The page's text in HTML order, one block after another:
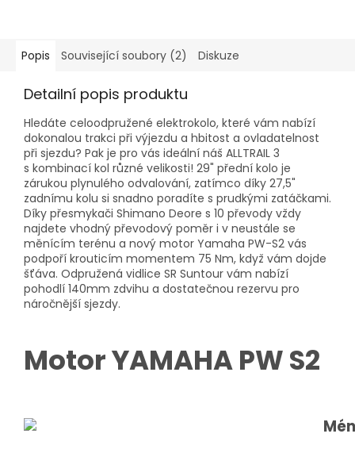
Popis Související soubory (2) Diskuze
Detailní popis produktu
Hledáte celoodpružené elektrokolo, které vám nabízí
dokonalou trakci při výjezdu a hbitost a ovladatelnost
při sjezdu? Pak je pro vás ideální náš ALLTRAIL 3
s kombinací kol různé velikosti! 29" přední kolo je
zárukou plynulého odvalování, zatímco díky 27,5"
zadnímu kolu si snadno poradíte s prudkými zatáčkami.
Díky přesmykači Shimano Deore s 10 převody vždy
najdete vhodný převodový poměr i v neustále se
měnícím terénu a nový motor Yamaha PW-S2 vás
podpoří krouticím momentem 75 Nm, když vám dojde
šťáva. Odpružená vidlice SR Suntour vám nabízí
pohodlí 140mm zdvihu a dostatečnou rezervu pro
náročnější sjezdy.
Motor YAMAHA PW S2